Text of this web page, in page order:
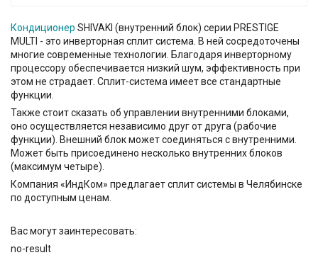
Кондиционер SHIVAKI (внутренний блок) серии PRESTIGE
MULTI - это инверторная сплит система. В ней сосредоточены
многие современные технологии. Благодаря инверторному
процессору обеспечивается низкий шум, эффективность при
этом не страдает. Сплит-система имеет все стандартные
функции.
Также стоит сказать об управлении внутренними блоками,
оно осуществляется независимо друг от друга (рабочие
функции). Внешний блок может соединяться с внутренними.
Может быть присоединено несколько внутренних блоков
(максимум четыре).
Компания «ИндКом» предлагает сплит системы в Челябинске
по доступным ценам.
Вас могут заинтересовать:
no-result